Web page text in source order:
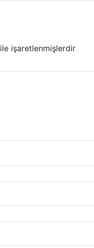
ile işaretlenmişlerdir